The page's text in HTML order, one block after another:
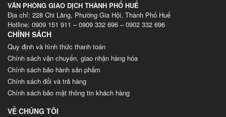
VĂN PHÒNG GIAO DỊCH THÀNH PHỐ HUẾ
Địa chỉ: 228 Chi Lăng, Phường Gia Hội, Thành Phố Huế
Hotline: 0909 151 911 – 0909 332 696 – 0902 332 696
CHÍNH SÁCH
Quy định và hình thức thanh toán
Chính sách vận chuyển, giao nhận hàng hóa
Chính sách bảo hành sản phẩm
Chính sách đổi và trả hàng
Chính sách bảo mật thông tin khách hàng
VỀ CHÚNG TÔI